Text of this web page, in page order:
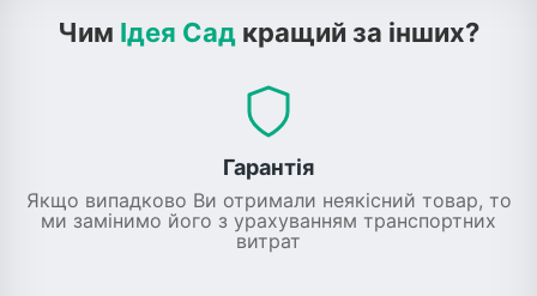
Чим Ідея Сад кращий за інших?
Гарантія
Якщо випадково Ви отримали неякісний товар, то
ми замінимо його з урахуванням транспортних
витрат